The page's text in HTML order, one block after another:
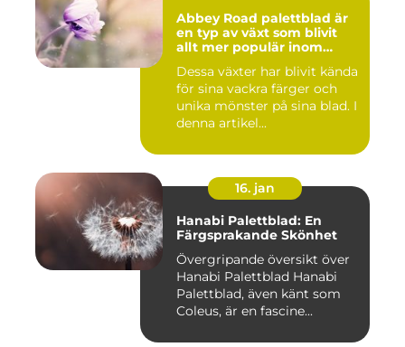
Abbey Road palettblad är
en typ av växt som blivit
allt mer populär inom
Dessa växter har blivit kända
för sina vackra färger och
unika mönster på sina blad. I
denna artikel...
16. jan
Hanabi Palettblad: En
Färgsprakande Skönhet
Övergripande översikt över
Hanabi Palettblad Hanabi
Palettblad, även känt som
Coleus, är en fascine...